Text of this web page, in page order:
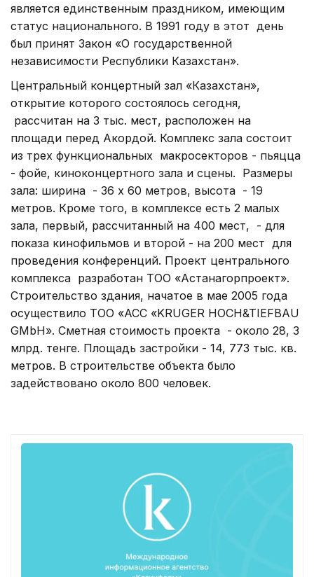
является единственным праздником, имеющим
статус национального. В 1991 году в этот день
был принят Закон «О государственной
независимости Республики Казахстан».
Центральный концертный зал «Казахстан»,
открытие которого состоялось сегодня,
рассчитан на 3 тыс. мест, расположен на
площади перед Акордой. Комплекс зала состоит
из трех функциональных макросекторов - пьяцца
- фойе, киноконцертного зала и сцены. Размеры
зала: ширина - 36 х 60 метров, высота - 19
метров. Кроме того, в комплексе есть 2 малых
зала, первый, рассчитанный на 400 мест, - для
показа кинофильмов и второй - на 200 мест для
проведения конференций. Проект центрального
комплекса разработан ТОО «Астанагорпроект».
Строительство здания, начатое в мае 2005 года
осуществило ТОО «АСС «KRUGER HOCH&TIEFBAU
GMbH». Сметная стоимость проекта - около 28, 3
млрд. тенге. Площадь застройки - 14, 773 тыс. кв.
метров. В строительстве объекта было
задействовано около 800 человек.